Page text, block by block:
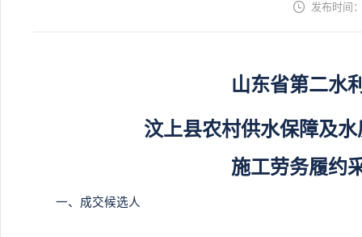
 发布时间
山东省第二水
汶上县农村供水保障及
施工劳务履约
一、 成交候选人